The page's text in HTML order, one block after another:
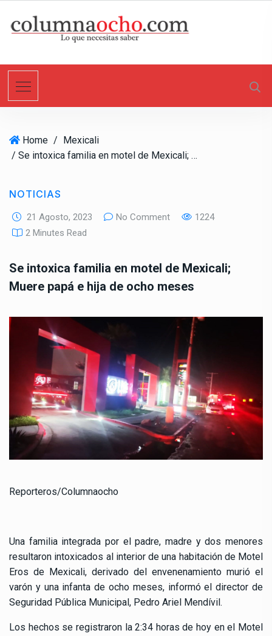
t
Home / Mexicali
/ Se intoxica familia en motel de Mexicali; Muere papá e hija de ocho meses
NOTICIAS
21 Agosto, 2023 No Comment
1224
2 Minutes Read
Se intoxica familia en motel de Mexicali;
Muere papá e hija de ocho meses
Reporteros/Columnaocho
Una familia integrada por el padre, madre y dos menores
resultaron intoxicados al interior de una habitación de Motel
Eros de Mexicali, derivado del envenenamiento murió el
varón y una infanta de ocho meses, informó el director de
Seguridad Pública Municipal, Pedro Ariel Mendívil.
Los hechos se registraron la 2:34 horas de hoy en el Motel